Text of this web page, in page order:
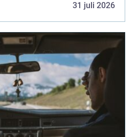
31 juli 2026